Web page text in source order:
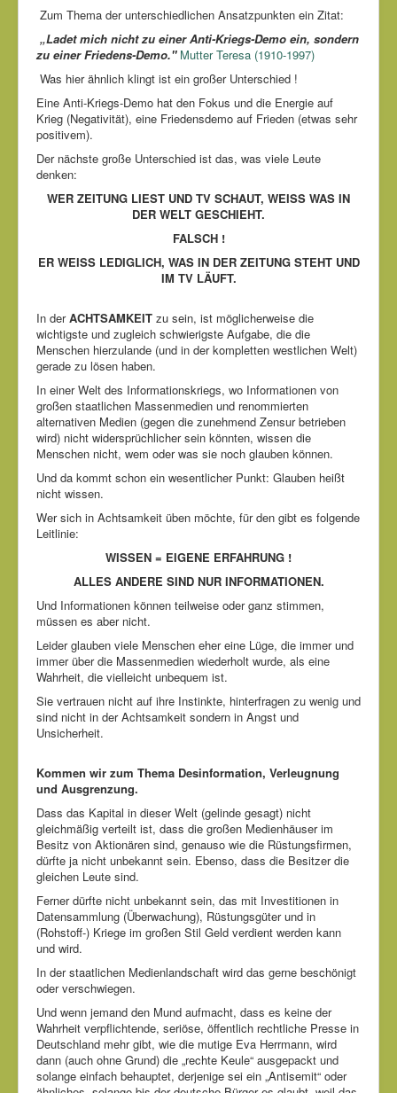
Zum Thema der unterschiedlichen Ansatzpunkten ein Zitat:
„Ladet mich nicht zu einer Anti-Kriegs-Demo ein, sondern
zu einer Friedens-Demo." Mutter Teresa (1910-1997)
Was hier ähnlich klingt ist ein großer Unterschied !
Eine Anti-Kriegs-Demo hat den Fokus und die Energie auf
Krieg (Negativität), eine Friedensdemo auf Frieden (etwas sehr
positivem).
Der nächste große Unterschied ist das, was viele Leute
denken:
WER ZEITUNG LIEST UND TV SCHAUT, WEISS WAS IN
DER WELT GESCHIEHT.
FALSCH !
ER WEISS LEDIGLICH, WAS IN DER ZEITUNG STEHT UND
IM TV LÄUFT.
In derACHTSAMKEIT zu sein, ist möglicherweise die
wichtigste und zugleich schwierigste Aufgabe, die die
Menschen hierzulande (und in der kompletten westlichen Welt)
gerade zu lösen haben.
In einer Welt des Informationskriegs, wo Informationen von
großen staatlichen Massenmedien und renommierten
alternativen Medien (gegen die zunehmend Zensur betrieben
wird) nicht widersprüchlicher sein könnten, wissen die
Menschen nicht, wem oder was sie noch glauben können.
Und da kommt schon ein wesentlicher Punkt: Glauben heißt
nicht wissen.
Wer sich in Achtsamkeit üben möchte, für den gibt es folgende
Leitlinie:
WISSEN = EIGENE ERFAHRUNG !
ALLES ANDERE SIND NUR INFORMATIONEN.
Und Informationen können teilweise oder ganz stimmen,
müssen es aber nicht.
Leider glauben viele Menschen eher eine Lüge, die immer und
immer über die Massenmedien wiederholt wurde, als eine
Wahrheit, die vielleicht unbequem ist.
Sie vertrauen nicht auf ihre Instinkte, hinterfragen zu wenig und
sind nicht in der Achtsamkeit sondern in Angst und
Unsicherheit.
Kommen wir zum Thema Desinformation, Verleugnung
und Ausgrenzung.
Dass das Kapital in dieser Welt (gelinde gesagt) nicht
gleichmäßig verteilt ist, dass die großen Medienhäuser im
Besitz von Aktionären sind, genauso wie die Rüstungsfirmen,
dürfte ja nicht unbekannt sein. Ebenso, dass die Besitzer die
gleichen Leute sind.
Ferner dürfte nicht unbekannt sein, das mit Investitionen in
Datensammlung (Überwachung), Rüstungsgüter und in
(Rohstoff-) Kriege im großen Stil Geld verdient werden kann
und wird.
In der staatlichen Medienlandschaft wird das gerne beschönigt
oder verschwiegen.
Und wenn jemand den Mund aufmacht, dass es keine der
Wahrheit verpflichtende, seriöse, öffentlich rechtliche Presse in
Deutschland mehr gibt, wie die mutige Eva Herrmann, wird
dann (auch ohne Grund) die „rechte Keule“ ausgepackt und
solange einfach behauptet, derjenige sei ein „Antisemit“ oder